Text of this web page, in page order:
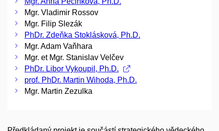
Mgr. Vladimir Rossov
Mgr. Filip Slezák
PhDr. Zdeňka Stoklásková, Ph.D.
Mgr. Adam Vaňhara
Mgr. et Mgr. Stanislav Velčev
PhDr. Libor Vykoupil, Ph.D.
prof. PhDr. Martin Wihoda, Ph.D.
Mgr. Martin Zezulka